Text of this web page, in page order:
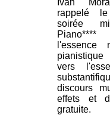
Ivan
rappelé
soirée
l'essence
vers
discours
effets et
gratuite.